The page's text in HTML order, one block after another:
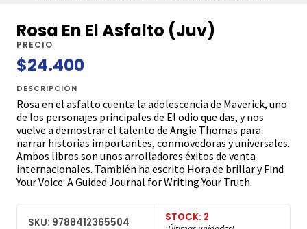
Rosa En El Asfalto (Juv)
PRECIO
$24.400
DESCRIPCIÓN
Rosa en el asfalto cuenta la adolescencia de Maverick, uno
de los personajes principales de El odio que das, y nos
vuelve a demostrar el talento de Angie Thomas para
narrar historias importantes, conmovedoras y universales.
Ambos libros son unos arrolladores éxitos de venta
internacionales. También ha escrito Hora de brillar y Find
Your Voice: A Guided Journal for Writing Your Truth.
SKU: 9788412365504 STOCK: 2